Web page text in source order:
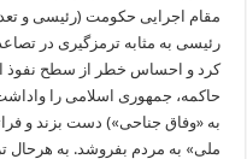
مقام اجرایی حکومت (رئیسی و
رئیسی به مثابه ترمزگیری در
کرد و احساس خطر از سطح نفوذ
حاکمه، جمهوری اسلامی را
به «وفاق جناحی») دست بزند و
ملی» به مردم بفروشد. به هرحال